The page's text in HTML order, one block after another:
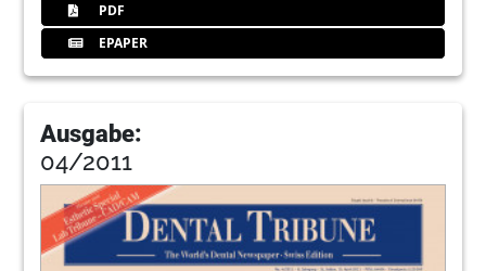
PDF
EPAPER
Ausgabe:
04/2011